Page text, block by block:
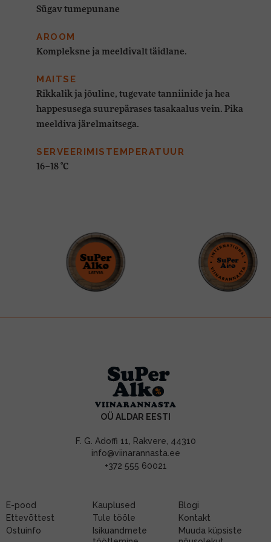
Sügav tumepunane
AROOM
Kompleksne ja meeldivalt täidlane.
MAITSE
Rikkalik ja jõuline, tugevate tanniinide ja hea
happesusega suurepärases tasakaalus vein. Pika
meeldiva järelmaitsega.
SERVEERIMISTEMPERATUUR
16–18 °C
OÜ ALDAR EESTI
F. G. Adoffi 11, Rakvere, 44310
info@viinarannasta.ee
+372 555 60021
E-pood Kauplused
Blogi
Ettevõttest
Tule tööle
Kontakt
Ostuinfo
Isikuandmete
Muuda küpsiste